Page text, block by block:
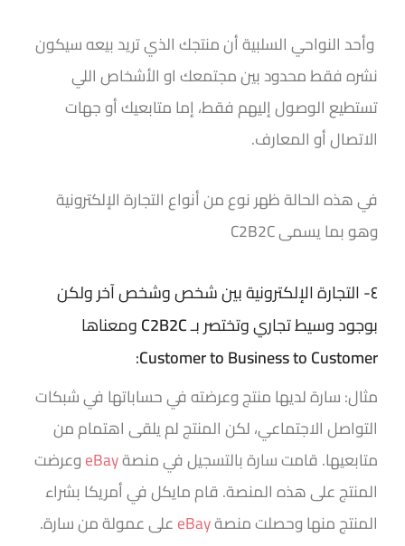
وأحد النواحي السلبية أن منتجك الذي تريد بيعه سيكون
نشره فقط محدود بين مجتمعك او الأشخاص اللي
تستطيع الوصول إليهم فقط، إما متابعيك أو جهات
الاتصال أو المعارف.
في هذه الحالة ظهر نوع من أنواع التجارة الإلكترونية
وهو بما يسمىC2B2C
٤- التجارة الإلكترونية بين شخص وشخص آخر ولكن
بوجود وسيط تجاري وتختصر بـC2B2Cومعناها
Customer to Business to Customer
:
مثال: سارة لديها منتج وعرضته في حساباتها في شبكات
التواصل الاجتماعي، لكن المنتج لم يلقى اهتمام من
متابعيها. قامت سارة بالتسجيل في منصةeBayوعرضت
المنتج على هذه المنصة. قام مايكل في أمريكا بشراء
المنتج منها وحصلت منصةeBayعلى عمولة من سارة.